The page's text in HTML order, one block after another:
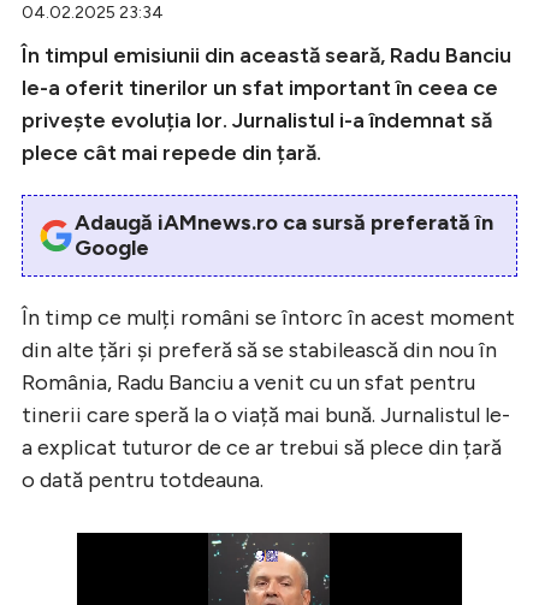
04.02.2025 23:34
În timpul emisiunii din această seară, Radu Banciu
le-a oferit tinerilor un sfat important în ceea ce
privește evoluția lor. Jurnalistul i-a îndemnat să
plece cât mai repede din țară.
Adaugă iAMnews.ro ca sursă preferată în
Google
În timp ce mulți români se întorc în acest moment
din alte țări și preferă să se stabilească din nou în
România, Radu Banciu a venit cu un sfat pentru
tinerii care speră la o viață mai bună. Jurnalistul le-
a explicat tuturor de ce ar trebui să plece din țară
o dată pentru totdeauna.